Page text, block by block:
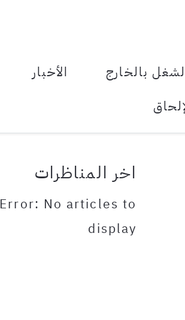
بالخارج
الأخبار
اخر المناظرات
Error: No articles to
display